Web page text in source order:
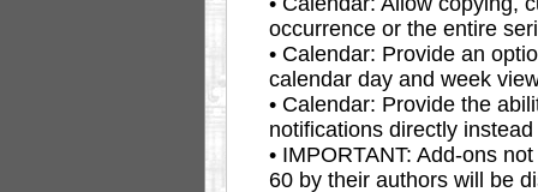
occurrence or the entire
• Calendar: Provide an
calendar day and week
• Calendar: Provide the
notifications directly
• IMPORTANT: Add-ons
60 by their authors will be